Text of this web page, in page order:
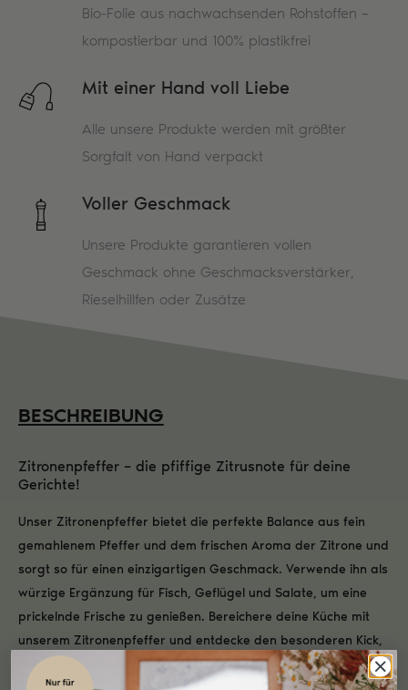
Bio-Folie aus nachwachsenden Rohstoffen –
kompostierbar und 100% plastikfrei
Mit einer Hand voll Liebe
Alle unsere Produkte werden mit größter
Sorgfalt von Hand verpackt
Voller Geschmack
Unsere Produkte garantieren vollen
Geschmack ohne Geschmacksverstärker,
Rieselhillfen oder Zusätze
BESCHREIBUNG
Zitronenpfeffer – die pfiffige Zitrusnote für deine
Gerichte!
Unser Zitronenpfeffer bietet die perfekte Balance aus fein
gemahlenem Pfeffer und dem frischen Aroma der Zitrone und
sorgt so für einen einzigartigen Geschmack. Verwende ihn als
würzige Ergänzung für Fisch, Geflügel und Salate, um eine
prickelnde Frische zu genießen. Bereichere deine Küche mit
unserem Zitronenpfeffer und entdecke den besonderen Kick,
den er deinen kulinarischen Kreationen verleiht.